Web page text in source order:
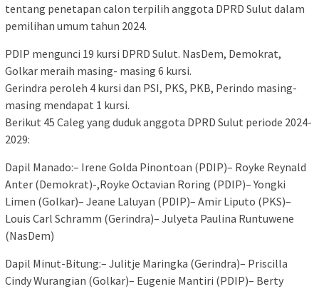
tentang penetapan calon terpilih anggota DPRD Sulut dalam
pemilihan umum tahun 2024.
PDIP mengunci 19 kursi DPRD Sulut. NasDem, Demokrat,
Golkar meraih masing- masing 6 kursi.
Gerindra peroleh 4 kursi dan PSI, PKS, PKB, Perindo masing-
masing mendapat 1 kursi.
Berikut 45 Caleg yang duduk anggota DPRD Sulut periode 2024-
2029:
Dapil Manado:– Irene Golda Pinontoan (PDIP)– Royke Reynald
Anter (Demokrat)-,Royke Octavian Roring (PDIP)– Yongki
Limen (Golkar)– Jeane Laluyan (PDIP)– Amir Liputo (PKS)–
Louis Carl Schramm (Gerindra)– Julyeta Paulina Runtuwene
(NasDem)
Dapil Minut-Bitung:– Julitje Maringka (Gerindra)– Priscilla
Cindy Wurangian (Golkar)– Eugenie Mantiri (PDIP)– Berty